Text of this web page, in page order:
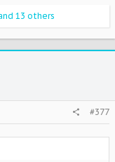
13 others
#377